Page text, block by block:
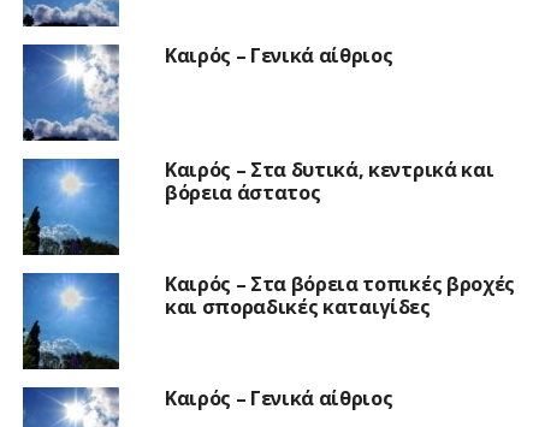
Καιρός – Γενικά αίθριος
Καιρός – Στα δυτικά, κεντρικά και
βόρεια άστατος
Καιρός – Στα βόρεια τοπικές βροχές
και σποραδικές καταιγίδες
Καιρός – Γενικά αίθριος